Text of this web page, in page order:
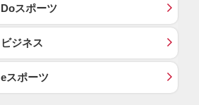
Doスポーツ
ビジネス
eスポーツ